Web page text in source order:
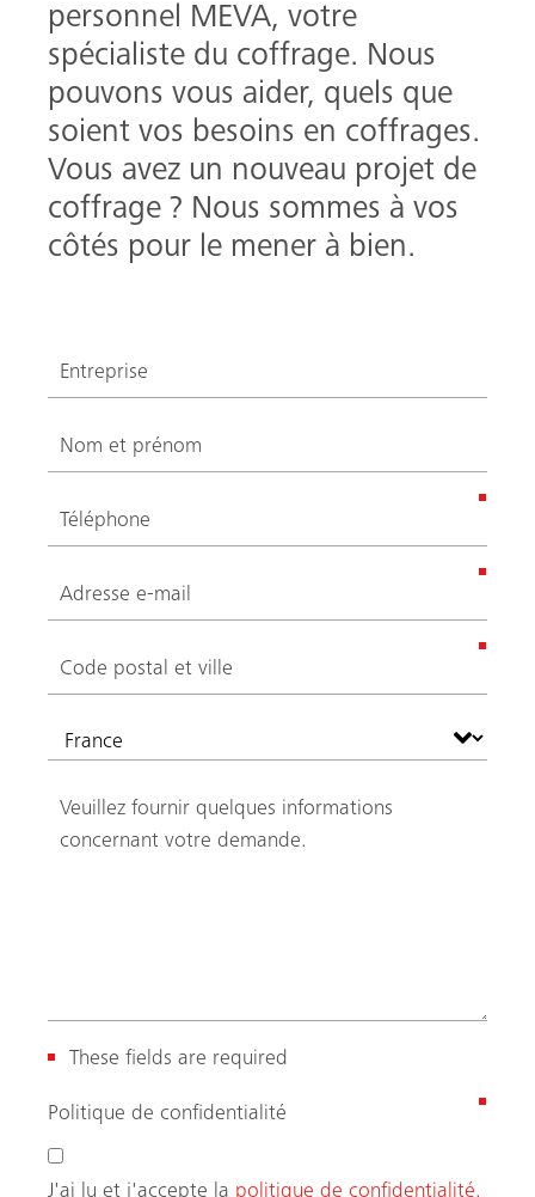
personnel MEVA, votre
spécialiste du coffrage. Nous
pouvons vous aider, quels que
soient vos besoins en coffrages.
Vous avez un nouveau projet de
coffrage ? Nous sommes à vos
côtés pour le mener à bien.
These fields are required
Politique de confidentialité
J'ai lu et j'accepte la politique de confidentialité.